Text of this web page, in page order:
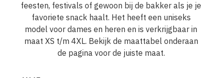
feesten, festivals of gewoon bij de bakker als je je
favoriete snack haalt. Het heeft een uniseks
model voor dames en heren en is verkrijgbaar in
maat XS t/m 4XL. Bekijk de maattabel onderaan
de pagina voor de juiste maat.